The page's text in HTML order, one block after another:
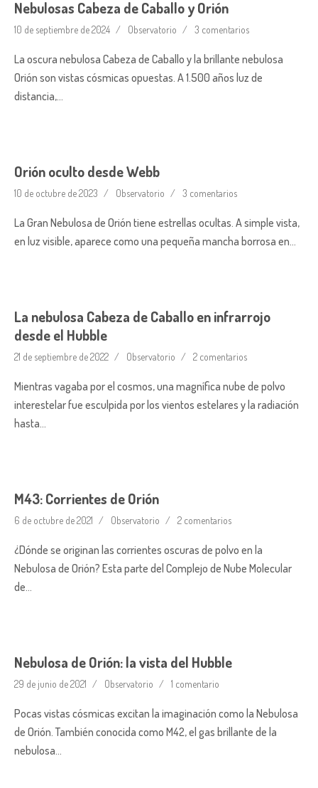
Nebulosas Cabeza de Caballo y Orión
10 de septiembre de 2024 Observatorio 3 comentarios
La oscura nebulosa Cabeza de Caballo y la brillante nebulosa
Orión son vistas cósmicas opuestas. A 1.500 años luz de
distancia,…
Orión oculto desde Webb
10 de octubre de 2023 Observatorio 3 comentarios
La Gran Nebulosa de Orión tiene estrellas ocultas. A simple vista,
en luz visible, aparece como una pequeña mancha borrosa en…
La nebulosa Cabeza de Caballo en infrarrojo
desde el Hubble
21 de septiembre de 2022 Observatorio 2 comentarios
Mientras vagaba por el cosmos, una magnífica nube de polvo
interestelar fue esculpida por los vientos estelares y la radiación
hasta…
M43: Corrientes de Orión
6 de octubre de 2021 Observatorio 2 comentarios
¿Dónde se originan las corrientes oscuras de polvo en la
Nebulosa de Orión? Esta parte del Complejo de Nube Molecular
de…
Nebulosa de Orión: la vista del Hubble
29 de junio de 2021 Observatorio 1 comentario
Pocas vistas cósmicas excitan la imaginación como la Nebulosa
de Orión. También conocida como M42, el gas brillante de la
nebulosa…